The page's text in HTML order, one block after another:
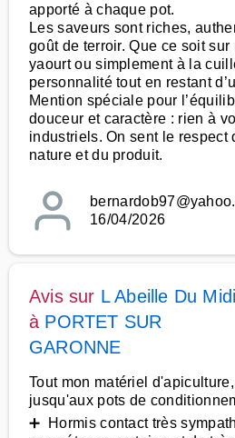
apporté à chaque pot.
Les saveurs sont riches,
goût de terroir. Que ce soit
yaourt ou simplement à la
personnalité tout en restant
Mention spéciale pour
douceur et caractère : rien à
industriels. On sent le respect
nature et du produit.
16/04/2026
Avis sur L Abeille Du Midi
à PORTET SUR
GARONNE
Tout mon matériel
jusqu'aux pots de
➕ Hormis contact très